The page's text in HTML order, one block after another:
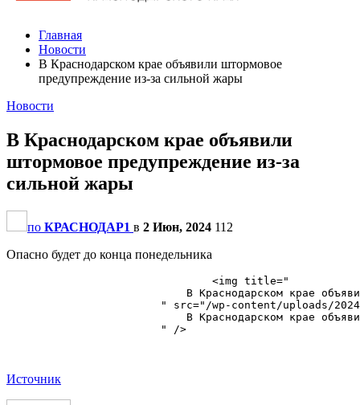
Главная
Новости
​В Краснодарском крае объявили штормовое
предупреждение из-за сильной жары
Новости
​В Краснодарском крае объявили
штормовое предупреждение из-за
сильной жары
по КРАСНОДАР1 в 2 Июн, 2024 112
Опасно будет до конца понедельника
                                <img title="
​В Краснодарском крае
" src="/wp-content/uploads/
​В Краснодарском крае
                        " />
Источник